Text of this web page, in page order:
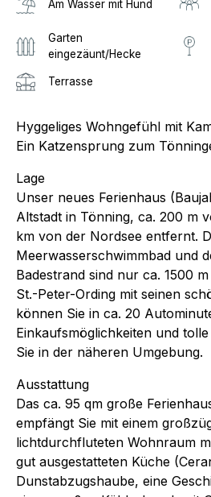
Am Wasser mit Hund
Garten
eingezäunt/Hecke
Terrasse
Hyggeliges Wohngefühl mit
Ein Katzensprung zum
Lage
Unser neues Ferienhaus
Altstadt in Tönning, ca. 200 m
km von der Nordsee entfernt.
Meerwasserschwimmbad und
Badestrand sind nur ca. 1500
St.-Peter-Ording mit seinen
können Sie in ca. 20
Einkaufsmöglichkeiten und
Sie in der näheren Umgebung.
Ausstattung
Das ca. 95 qm große
empfängt Sie mit einem
lichtdurchfluteten Wohnraum
gut ausgestatteten Küche
Dunstabzugshaube, eine